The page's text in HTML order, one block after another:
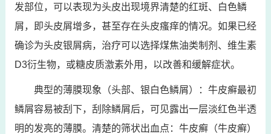
发部位，可以表现为头皮出现境界清楚的红斑、白色鳞
屑，即头皮屑增多，甚至存在头皮瘙痒的情况。如果已经
确诊为头皮银屑病，治疗可以选择煤焦油类制剂、维生素
D3衍生物，或糖皮质激素外用，以改善和缓解症状。
典型的薄膜现象（头部、银白色鳞屑）：牛皮癣最初
鳞屑容易被刮下，刮除鳞屑后，可见露出一层淡红色半透
明的发亮的薄膜。清楚的筛状出血点：牛皮癣（牛皮癣）